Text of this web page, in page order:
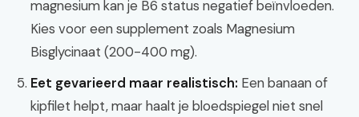
magnesium kan je B6 status negatief beïnvloeden.
Kies voor een supplement zoals Magnesium
Bisglycinaat (200-400 mg).
Eet gevarieerd maar realistisch: Een banaan of
kipfilet helpt, maar haalt je bloedspiegel niet snel